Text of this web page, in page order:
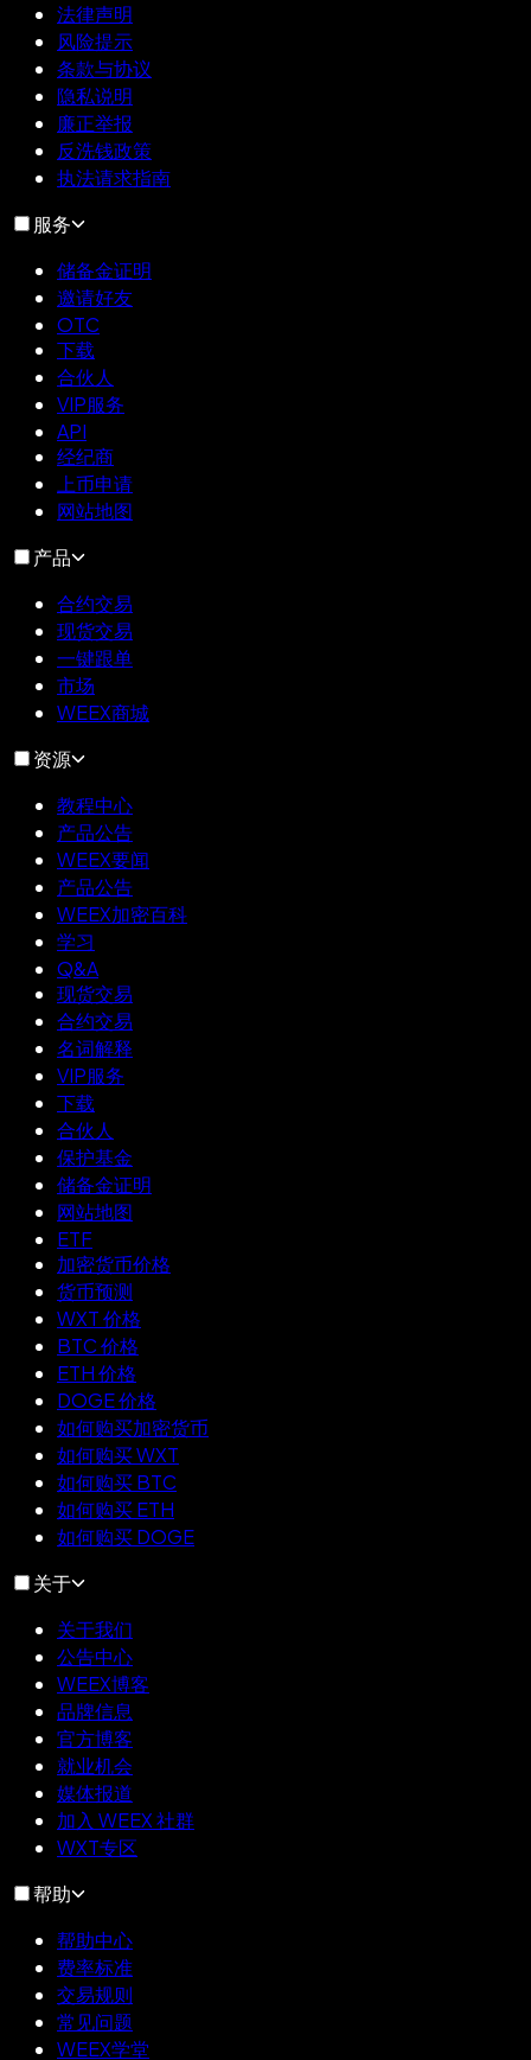
法律声明
风险提示
条款与协议
隐私说明
廉正举报
反洗钱政策
执法请求指南
服务
储备金证明
邀请好友
OTC
下载
合伙人
VIP服务
API
经纪商
上币申请
网站地图
产品
合约交易
现货交易
一键跟单
市场
WEEX商城
资源
教程中心
产品公告
WEEX要闻
产品公告
WEEX加密百科
学习
Q&A
现货交易
合约交易
名词解释
VIP服务
下载
合伙人
保护基金
储备金证明
网站地图
ETF
加密货币价格
货币预测
WXT 价格
BTC 价格
ETH 价格
DOGE 价格
如何购买加密货币
如何购买 WXT
如何购买 BTC
如何购买 ETH
如何购买 DOGE
关于
关于我们
公告中心
WEEX博客
品牌信息
官方博客
就业机会
媒体报道
加入 WEEX 社群
WXT专区
帮助
帮助中心
费率标准
交易规则
常见问题
WEEX学堂